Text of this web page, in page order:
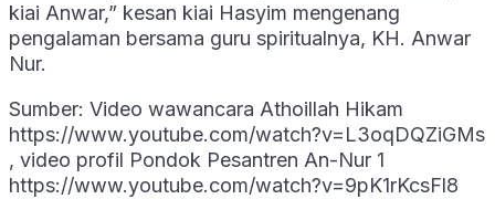
kiai Anwar,” kesan kiai Hasyim mengenang
pengalaman bersama guru spiritualnya, KH. Anwar
Nur.
Sumber: Video wawancara Athoillah Hikam
https://www.youtube.com/watch?v=L3oqDQZiGMs
, video profil Pondok Pesantren An-Nur 1
https://www.youtube.com/watch?v=9pK1rKcsFl8